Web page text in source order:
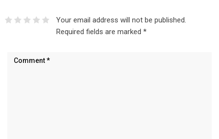
Your email address will not be published.
Required fields are marked *